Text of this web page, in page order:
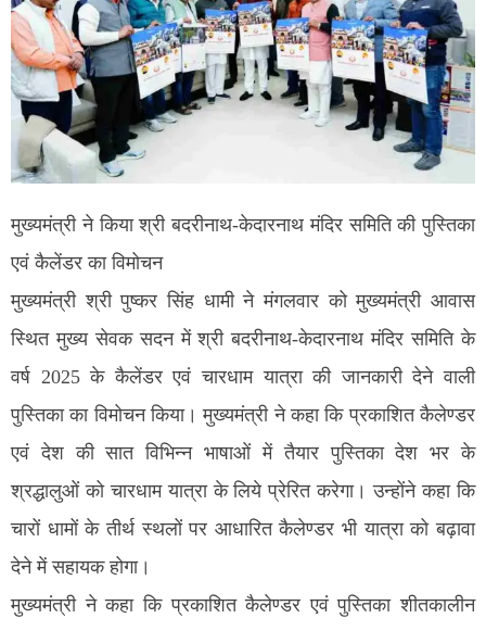
मुख्यमंत्री ने किया श्री बदरीनाथ-केदारनाथ मंदिर समिति की पुस्तिका
एवं कैलेंडर का विमोचन
मुख्यमंत्री श्री पुष्कर सिंह धामी ने मंगलवार को मुख्यमंत्री आवास
स्थित मुख्य सेवक सदन में श्री बदरीनाथ-केदारनाथ मंदिर समिति के
वर्ष 2025 के कैलेंडर एवं चारधाम यात्रा की जानकारी देने वाली
पुस्तिका का विमोचन किया। मुख्यमंत्री ने कहा कि प्रकाशित कैलेण्डर
एवं देश की सात विभिन्न भाषाओं में तैयार पुस्तिका देश भर के
श्रद्धालुओं को चारधाम यात्रा के लिये प्रेरित करेगा। उन्होंने कहा कि
चारों धामों के तीर्थ स्थलों पर आधारित कैलेण्डर भी यात्रा को बढ़ावा
देने में सहायक होगा।
मुख्यमंत्री ने कहा कि प्रकाशित कैलेण्डर एवं पुस्तिका शीतकालीन